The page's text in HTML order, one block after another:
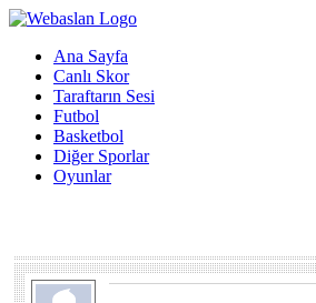
Ana Sayfa
Canlı Skor
Taraftarın Sesi
Futbol
Basketbol
Diğer Sporlar
Oyunlar